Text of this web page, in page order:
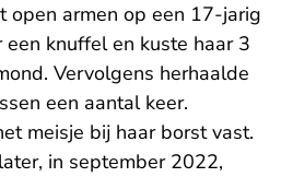
open armen op een 17-jarig
knuffel en kuste haar 3
Vervolgens herhaalde
een aantal keer.
meisje bij haar borst vast.
in september 2022,